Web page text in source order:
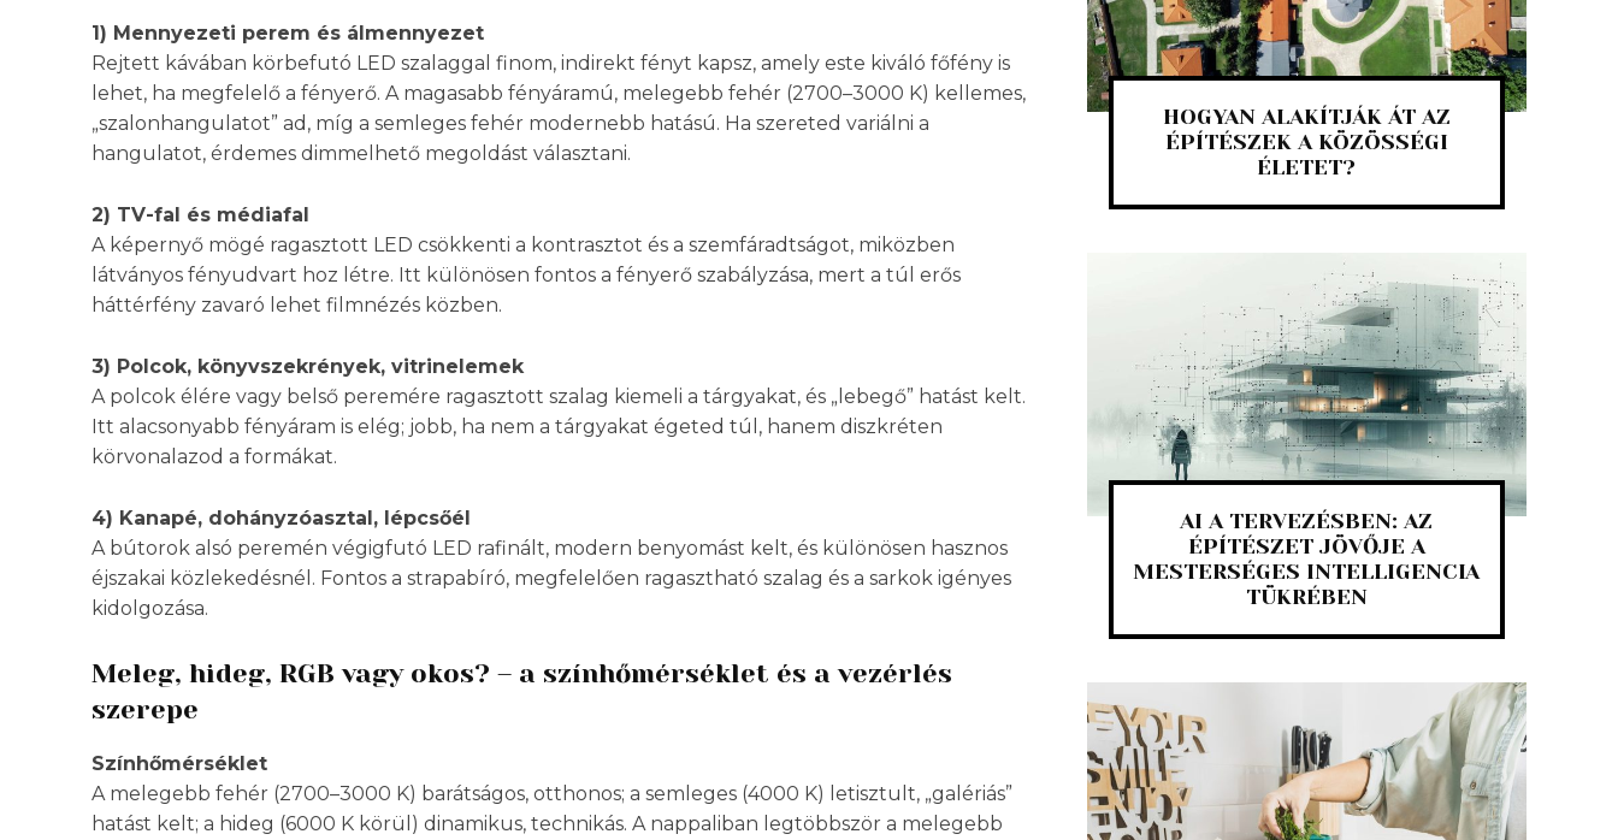
1) Mennyezeti perem és álmennyezet
Rejtett kávában körbefutó LED szalaggal finom, indirekt fényt kapsz, amely este kiváló főfény is
lehet, ha megfelelő a fényerő. A magasabb fényáramú, melegebb fehér (2700–3000 K) kellemes,
„szalonhangulatot” ad, míg a semleges fehér modernebb hatású. Ha szereted variálni a
hangulatot, érdemes dimmelhető megoldást választani.
2) TV-fal és médiafal
A képernyő mögé ragasztott LED csökkenti a kontrasztot és a szemfáradtságot, miközben
látványos fényudvart hoz létre. Itt különösen fontos a fényerő szabályzása, mert a túl erős
háttérfény zavaró lehet filmnézés közben.
3) Polcok, könyvszekrények, vitrinelemek
A polcok élére vagy belső peremére ragasztott szalag kiemeli a tárgyakat, és „lebegő” hatást kelt.
Itt alacsonyabb fényáram is elég; jobb, ha nem a tárgyakat égeted túl, hanem diszkréten
körvonalazod a formákat.
4) Kanapé, dohányzóasztal, lépcsőél
A bútorok alsó peremén végigfutó LED rafinált, modern benyomást kelt, és különösen hasznos
éjszakai közlekedésnél. Fontos a strapabíró, megfelelően ragasztható szalag és a sarkok igényes
kidolgozása.
Meleg, hideg, RGB vagy okos? – a színhőmérséklet és a vezérlés
szerepe
Színhőmérséklet
A melegebb fehér (2700–3000 K) barátságos, otthonos; a semleges (4000 K) letisztult, „galériás”
hatást kelt; a hideg (6000 K körül) dinamikus, technikás. A nappaliban legtöbbször a melegebb
HOGYAN ALAKÍTJÁK ÁT AZ
ÉPÍTÉSZEK A KÖZÖSSÉGI
ÉLETET?
AI A TERVEZÉSBEN: AZ
ÉPÍTÉSZET JÖVŐJE A
MESTERSÉGES INTELLIGENCIA
TÜKRÉBEN